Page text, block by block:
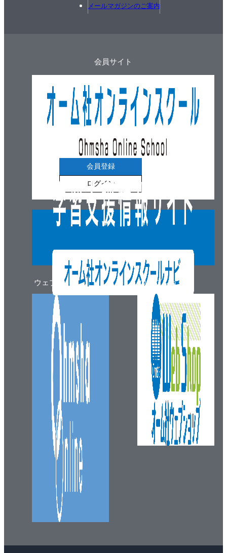
メールマガジンのご案内
ウェブマガジン
会員サイト
会員登録
ログイン
ウェブショップ